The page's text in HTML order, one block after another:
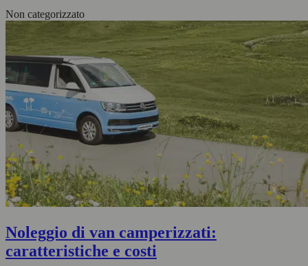
Non categorizzato
Noleggio di van camperizzati:
caratteristiche e costi